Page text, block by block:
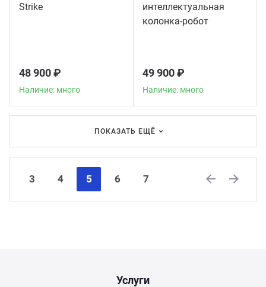
Strike
48 900 ₽
Наличие: много
интеллектуальная
колонка-робот
49 900 ₽
Наличие: много
ПОКАЗАТЬ ЕЩЁ
3 4 5 6
7
Услуги